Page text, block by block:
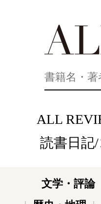
ALL
読書日記
文学・評論